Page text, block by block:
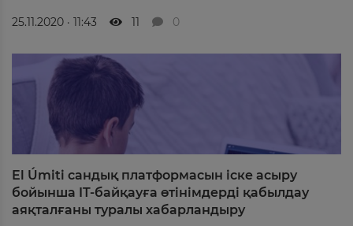
25.11.2020 · 11:43 11 0
El Úmiti сандық платформасын іске асыру
бойынша IT-байқауға өтінімдерді қабылдау
аяқталғаны туралы хабарландыру